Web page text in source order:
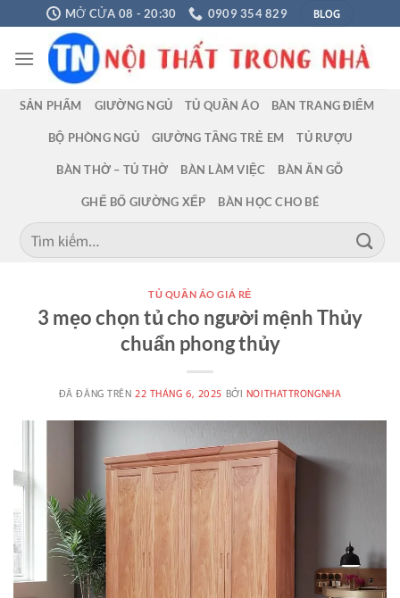
Chuyển
đến
nội
MỞ CỬA 08 - 20:30 0909 354 829 BLOG
SẢN PHẨM GIƯỜNG NGỦ TỦ QUẦN ÁO BÀN TRANG ĐIỂM
BỘ PHÒNG NGỦ GIƯỜNG TẦNG TRẺ EM TỦ RƯỢU
BÀN THỜ – TỦ THỜ BÀN LÀM VIỆC BÀN ĂN GỖ
GHẾ BỐ GIƯỜNG XẾP BÀN HỌC CHO BÉ
Tìm
kiếm:
TỦ QUẦN ÁO GIÁ RẺ
3 mẹo chọn tủ cho người mệnh Thủy
chuẩn phong thủy
ĐÃ ĐĂNG TRÊN 22 THÁNG 6, 2025 BỞI NOITHATTRONGNHA